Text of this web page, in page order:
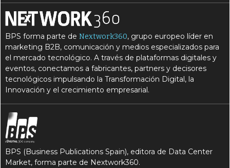
BPS forma parte deNextwork360, grupo europeo líder en
marketing B2B, comunicación y medios especializados para
el mercado tecnológico. A través de plataformas digitales y
eventos, conectamos a fabricantes, partners y decisores
tecnológicos impulsando la Transformación Digital, la
Innovación y el crecimiento empresarial.
BPS (Business Publications Spain), editora de Data Center
Market, forma parte de Nextwork360.